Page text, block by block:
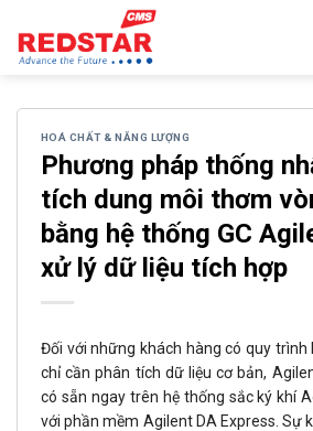
content
HOÁ CHẤT & NĂNG LƯỢNG
Phương pháp thống
tích dung môi thơm
bằng hệ thống GC
xử lý dữ liệu tích hợp
Đối với những khách hàng có quy trình
chỉ cần phân tích dữ liệu cơ bản,
có sẵn ngay trên hệ thống sắc ký khí
với phần mềm Agilent DA Express. Sự